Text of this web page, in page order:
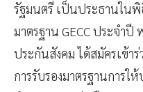
รัฐมนตรี เป็นประธานในพิ
มาตรฐาน GECC ประจำ
ประกันสังคม ได้สมัครเข้า
การรับรองมาตรฐานการใ